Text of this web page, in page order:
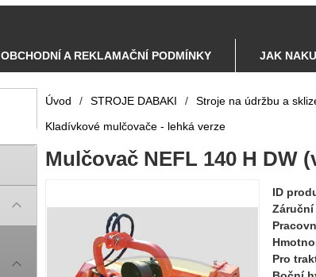
OBCHODNÍ A REKLAMAČNÍ PODMÍNKY JAK
Úvod / STROJE DABAKI / Stroje na údržbu a
Kladívkové mulčovače - lehká verze
Mulčovač NEFL 140 H DW
ID
Pro